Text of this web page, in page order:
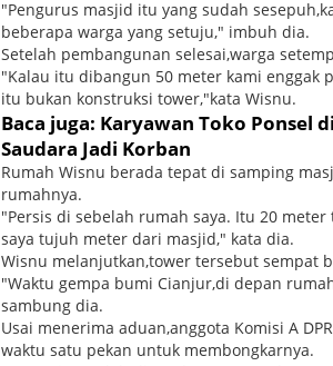
"Pengurus masjid itu yang sudah
beberapa warga yang setuju," imbuh dia.
Setelah pembangunan selesai,warga
"Kalau itu dibangun 50 meter kami enggak
itu bukan konstruksi tower,"kata Wisnu.
Baca juga: Karyawan Toko Ponsel
Saudara Jadi Korban
Rumah Wisnu berada tepat di samping
rumahnya.
"Persis di sebelah rumah saya. Itu 20
saya tujuh meter dari masjid," kata dia.
Wisnu melanjutkan,tower tersebut sempat
"Waktu gempa bumi Cianjur,di depan
sambung dia.
Usai menerima aduan,anggota Komisi A
waktu satu pekan untuk membongkarnya.